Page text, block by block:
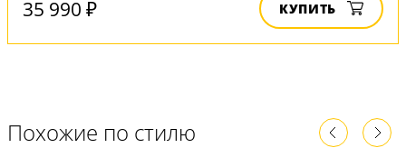
35 990 ₽ КУПИТЬ
Похожие по стилю